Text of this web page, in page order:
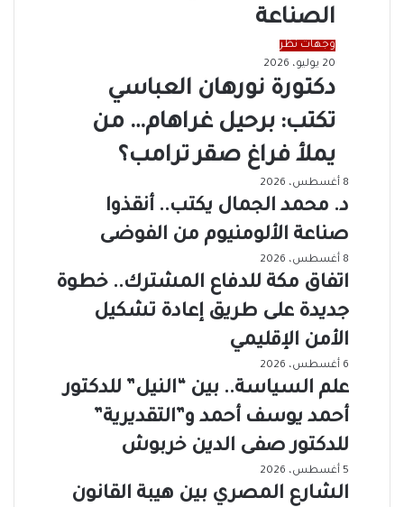
الصناعة
وجهات نظر
20 يوليو، 2026
دكتورة نورهان العباسي
تكتب: برحيل غراهام… من
يملأ فراغ صقر ترامب؟
8 أغسطس، 2026
د. محمد الجمال يكتب.. أنقذوا
صناعة الألومنيوم من الفوضى
8 أغسطس، 2026
اتفاق مكة للدفاع المشترك.. خطوة
جديدة على طريق إعادة تشكيل
الأمن الإقليمي
6 أغسطس، 2026
علم السياسة.. بين “النيل” للدكتور
أحمد يوسف أحمد و”التقديرية”
للدكتور صفى الدين خربوش
5 أغسطس، 2026
الشارع المصري بين هيبة القانون